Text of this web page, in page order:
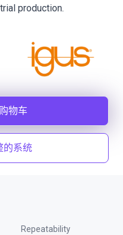
production.
物车
的系统
Repeatability